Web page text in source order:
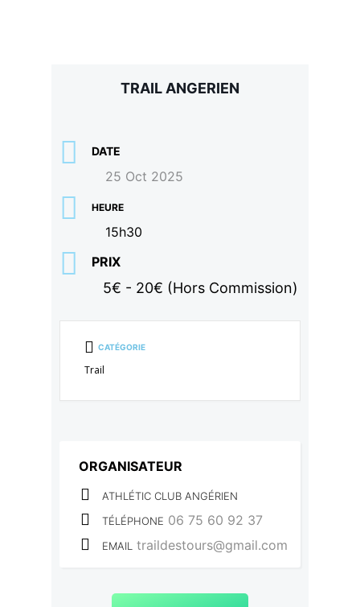
TRAIL ANGERIEN
DATE
25 Oct 2025
HEURE
15h30
PRIX
5€ - 20€ (Hors Commission)
CATÉGORIE
Trail
ORGANISATEUR
ATHLÉTIC CLUB ANGÉRIEN
TÉLÉPHONE 06 75 60 92 37
EMAIL traildestours@gmail.com